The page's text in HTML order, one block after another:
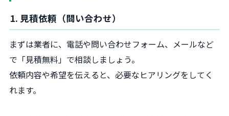
1. 見積依頼（問い合わせ）
まずは業者に、電話や問い合わせフォーム、メールなど
で「見積無料」で相談しましょう。
依頼内容や希望を伝えると、必要なヒアリングをしてく
れます。